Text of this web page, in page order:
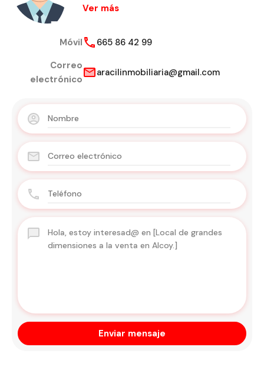
Ver más
Móvil
665 86 42 99
Correo
electrónico
aracilinmobiliaria@gmail.com
Enviar mensaje